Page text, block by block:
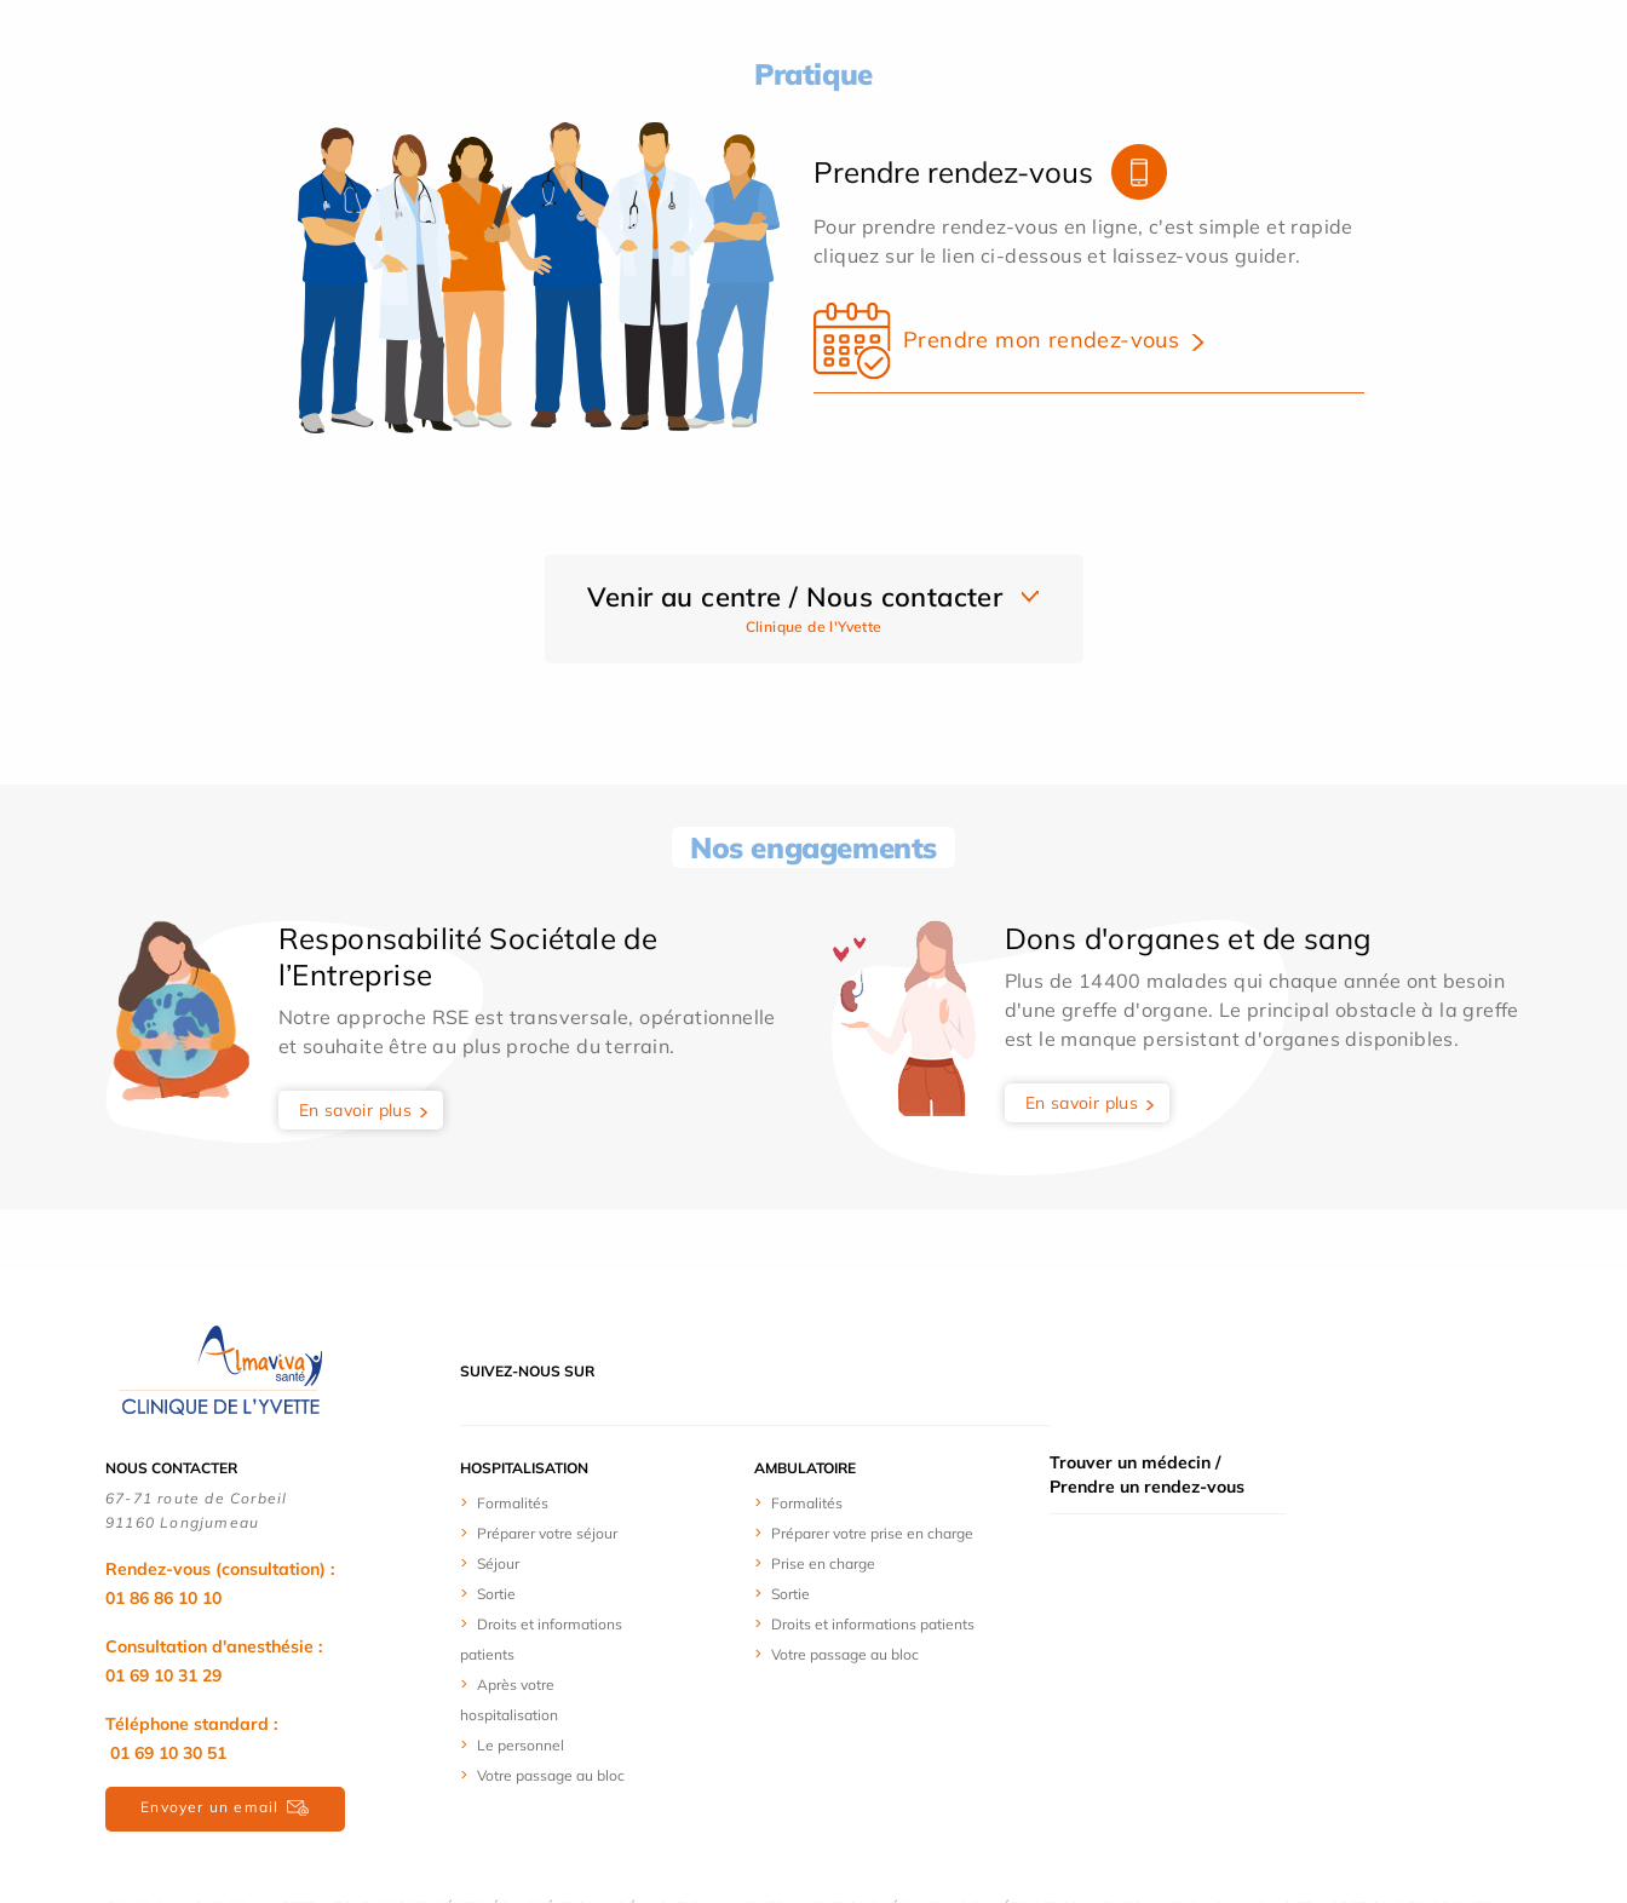
Pratique
Prendre rendez-vous
Pour prendre rendez-vous en ligne, c'est simple et rapide
cliquez sur le lien ci-dessous et laissez-vous guider.
Prendre mon rendez-vous
Venir au centre / Nous contacter
Clinique de l'Yvette
Nos engagements
Responsabilité Sociétale de
l’Entreprise
Notre approche RSE est transversale, opérationnelle
et souhaite être au plus proche du terrain.
En savoir plus
Dons d'organes et de sang
Plus de 14400 malades qui chaque année ont besoin
d'une greffe d'organe. Le principal obstacle à la greffe
est le manque persistant d'organes disponibles.
En savoir plus
SUIVEZ-NOUS SUR
NOUS CONTACTER
67-71 route de Corbeil
91160 Longjumeau
Rendez-vous (consultation) :
01 86 86 10 10
Consultation d'anesthésie :
01 69 10 31 29
Téléphone standard :
01 69 10 30 51
Envoyer un email
HOSPITALISATION
Formalités
Préparer votre séjour
Séjour
Sortie
Droits et informations
patients
Après votre
hospitalisation
Le personnel
Votre passage au bloc
AMBULATOIRE
Formalités
Préparer votre prise en charge
Prise en charge
Sortie
Droits et informations patients
Votre passage au bloc
Trouver un médecin /
Prendre un rendez-vous